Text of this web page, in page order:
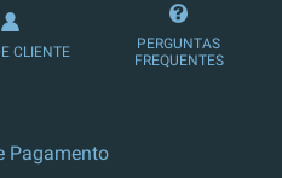
CLIENTE
PERGUNTAS
FREQUENTES
Pagamento